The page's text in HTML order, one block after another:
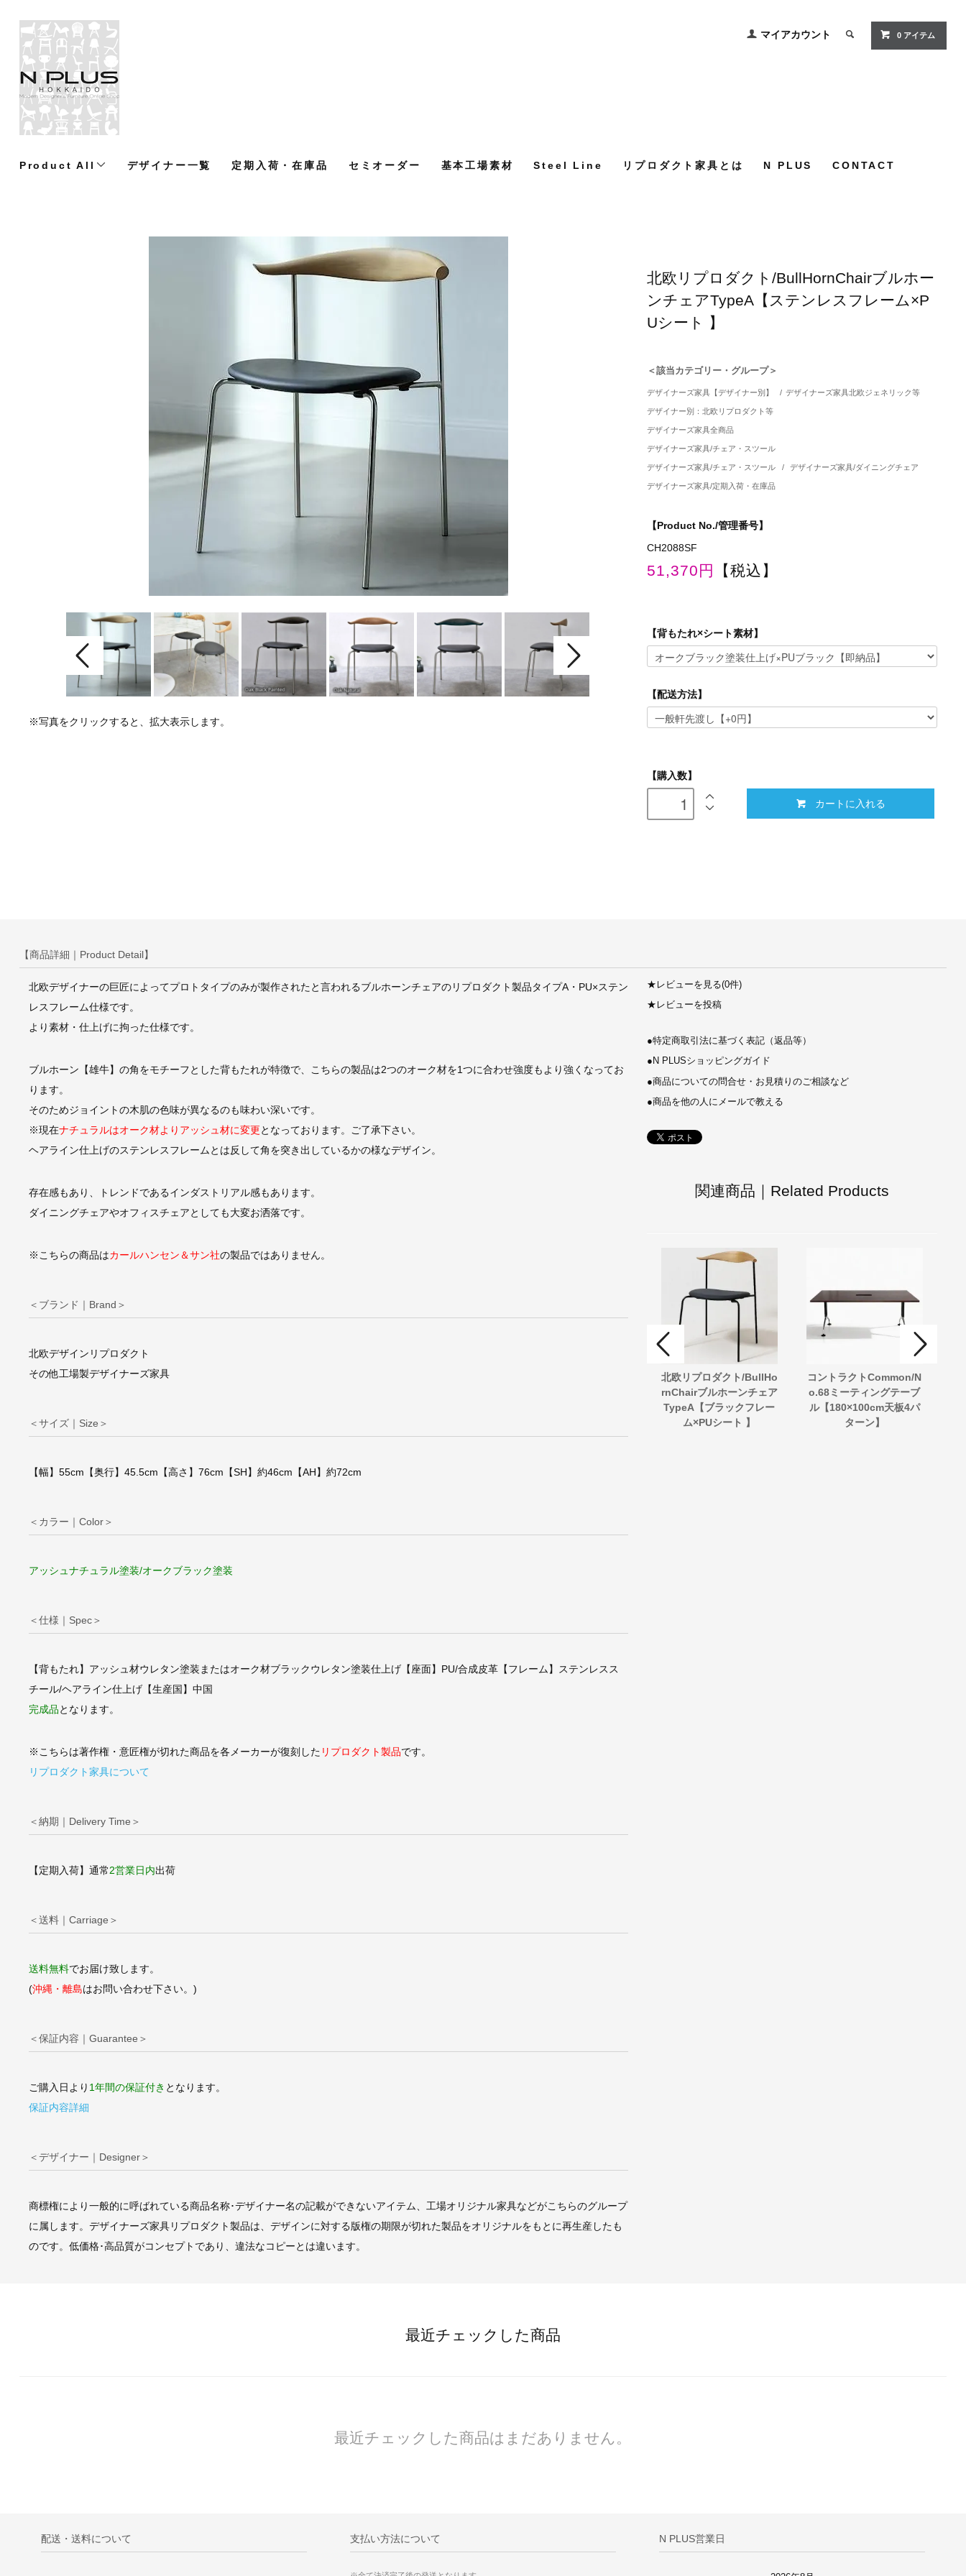
マイアカウント 0 アイテム
Product All デザイナー一覧 定期入荷・在庫品 セミオーダー 基本工場素材 Steel Line リプロダクト家具とは N PLUS CONTACT
※写真をクリックすると、拡大表示します。
北欧リプロダクト/BullHornChairブルホー
ンチェアTypeA【ステンレスフレーム×P
Uシート 】
＜該当カテゴリー・グループ＞
デザイナーズ家具【デザイナー別】 / デザイナーズ家具北欧ジェネリック等
デザイナー別：北欧リプロダクト等
デザイナーズ家具全商品
デザイナーズ家具/チェア・スツール
デザイナーズ家具/チェア・スツール / デザイナーズ家具/ダイニングチェア
デザイナーズ家具/定期入荷・在庫品
【Product No./管理番号】
CH2088SF
51,370円 【税込】
【背もたれ×シート素材】
【配送方法】
【購入数】
カートに入れる
【商品詳細｜Product Detail】
北欧デザイナーの巨匠によってプロトタイプのみが製作されたと言われるブルホーンチェアのリプロダクト製品タイプA・PU×ステン
レスフレーム仕様です。
より素材・仕上げに拘った仕様です。
ブルホーン【雄牛】の角をモチーフとした背もたれが特徴で、こちらの製品は2つのオーク材を1つに合わせ強度もより強くなってお
ります。
そのためジョイントの木肌の色味が異なるのも味わい深いです。
※現在ナチュラルはオーク材よりアッシュ材に変更となっております。ご了承下さい。
ヘアライン仕上げのステンレスフレームとは反して角を突き出しているかの様なデザイン。
存在感もあり、トレンドであるインダストリアル感もあります。
ダイニングチェアやオフィスチェアとしても大変お洒落です。
※こちらの商品はカールハンセン＆サン社の製品ではありません。
＜ブランド｜Brand＞
北欧デザインリプロダクト
その他工場製デザイナーズ家具
＜サイズ｜Size＞
【幅】55cm【奥行】45.5cm【高さ】76cm【SH】約46cm【AH】約72cm
＜カラー｜Color＞
アッシュナチュラル塗装/オークブラック塗装
＜仕様｜Spec＞
【背もたれ】アッシュ材ウレタン塗装またはオーク材ブラックウレタン塗装仕上げ【座面】PU/合成皮革【フレーム】ステンレスス
チール/ヘアライン仕上げ【生産国】中国
完成品となります。
※こちらは著作権・意匠権が切れた商品を各メーカーが復刻した リプロダクト製品です。
リプロダクト家具について
＜納期｜Delivery Time＞
【定期入荷】通常2営業日内出荷
＜送料｜Carriage＞
送料無料でお届け致します。
(沖縄・離島はお問い合わせ下さい。)
＜保証内容｜Guarantee＞
ご購入日より 1年間の保証付き となります。
保証内容詳細
＜デザイナー｜Designer＞
商標権により一般的に呼ばれている商品名称･デザイナー名の記載ができないアイテム、工場オリジナル家具などがこちらのグループ
に属します。デザイナーズ家具リプロダクト製品は、デザインに対する版権の期限が切れた製品をオリジナルをもとに再生産したも
のです。低価格･高品質がコンセプトであり、違法なコピーとは違います。
★ レビューを見る(0件)
★ レビューを投稿
●特定商取引法に基づく表記（返品等）
● N PLUSショッピングガイド
●商品についての問合せ・お見積りのご相談など
●商品を他の人にメールで教える
関連商品｜Related Products
北欧リプロダクト/BullHo
rnChairブルホーンチェア
TypeA【ブラックフレー
ム×PUシート 】
コントラクトCommon/N
o.68ミーティングテーブ
ル【180×100cm天板4パ
ターン】
最近チェックした商品
最近チェックした商品はまだありません。
配送・送料について 支払い方法について N PLUS営業日